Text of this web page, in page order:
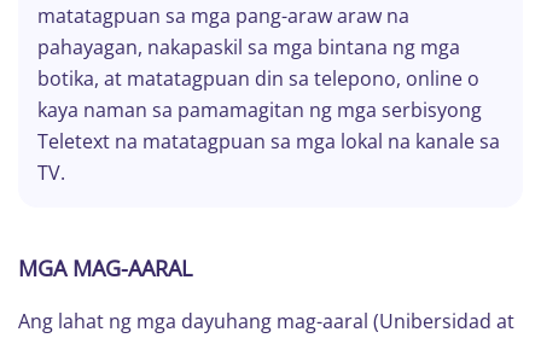
matatagpuan sa mga pang-araw araw na
pahayagan, nakapaskil sa mga bintana ng mga
botika, at matatagpuan din sa telepono, online o
kaya naman sa pamamagitan ng mga serbisyong
Teletext na matatagpuan sa mga lokal na kanale sa
TV.
MGA MAG-AARAL
Ang lahat ng mga dayuhang mag-aaral (Unibersidad at